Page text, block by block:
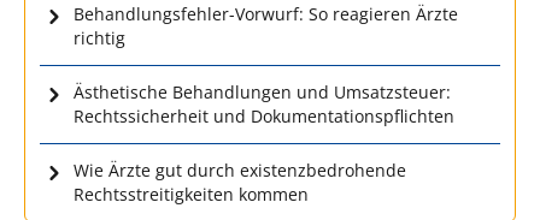
Behandlungsfehler-Vorwurf: So reagieren Ärzte
richtig
Ästhetische Behandlungen und Umsatzsteuer:
Rechtssicherheit und Dokumentationspflichten
Wie Ärzte gut durch existenzbedrohende
Rechtsstreitigkeiten kommen